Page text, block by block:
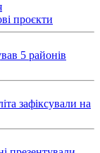
проєкти
5 районів
зафіксували на